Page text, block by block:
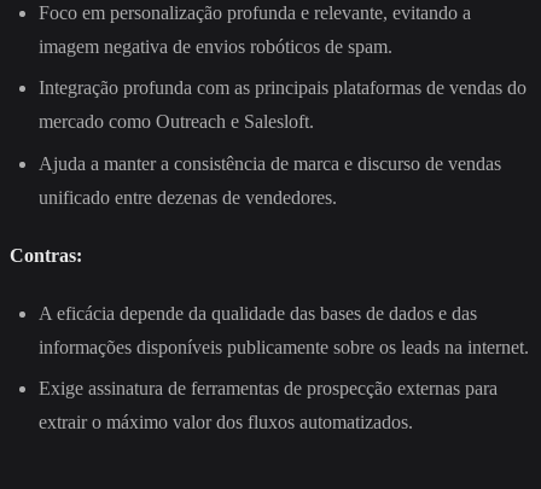
Foco em personalização profunda e relevante, evitando a
imagem negativa de envios robóticos de spam.
Integração profunda com as principais plataformas de vendas do
mercado como Outreach e Salesloft.
Ajuda a manter a consistência de marca e discurso de vendas
unificado entre dezenas de vendedores.
Contras:
A eficácia depende da qualidade das bases de dados e das
informações disponíveis publicamente sobre os leads na internet.
Exige assinatura de ferramentas de prospecção externas para
extrair o máximo valor dos fluxos automatizados.